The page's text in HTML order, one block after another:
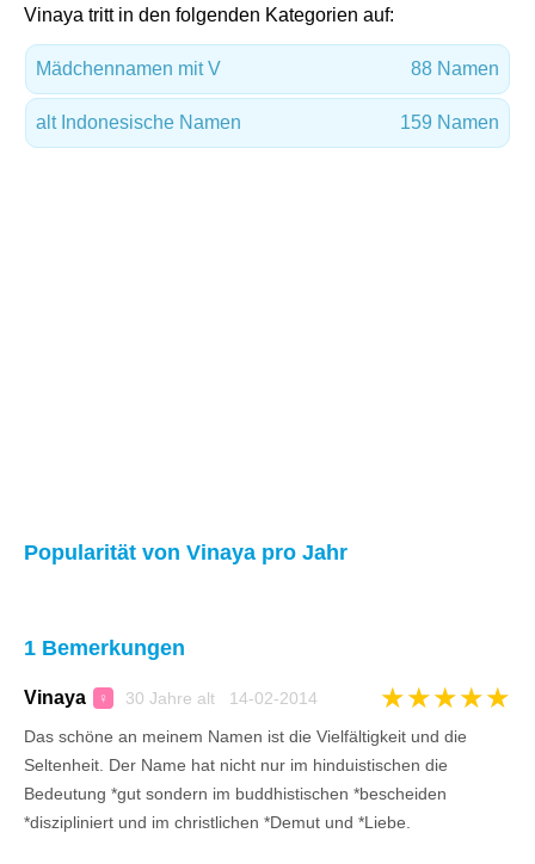
Vinaya tritt in den folgenden Kategorien auf:
Mädchennamen mit V 88 Namen
alt Indonesische Namen 159 Namen
Popularität von Vinaya pro Jahr
1 Bemerkungen
Vinaya ♀ 30 Jahre alt 14-02-2014 ★★★★★
Das schöne an meinem Namen ist die Vielfältigkeit und die
Seltenheit. Der Name hat nicht nur im hinduistischen die
Bedeutung *gut sondern im buddhistischen *bescheiden
*diszipliniert und im christlichen *Demut und *Liebe.